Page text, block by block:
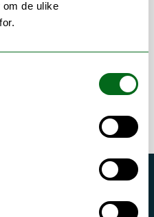
de ulike